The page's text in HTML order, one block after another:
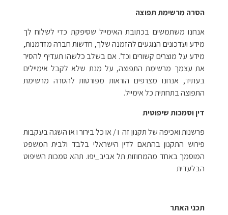
הסרה מרשימת תפוצה
אנחנו משתמשים בכתובת האימייל שסיפקת כדי לשלוח לך
מידע ועדכונים הנוגעים להזמנה שלך, חדשות חברה מזדמנות,
מידע על מוצרים קשורים וכד’. אם בשלב כלשהו תעדיף להסיר
את עצמך מרשימת התפוצה, על מנת שלא לקבל אימיילים
בעתיד, אנחנו מצרפים הוראות מפורטות להסרה מרשימת
התפוצה בתחתית כל אימייל.
דין וסמכות שיפוטית
פרשנות ואכיפה של תקנון זה ו / או כל בירור ו או השגה בעקבות
פירוש התקנון בהתאם לדין הישראלי בלבד ולבית המשפט
המוסמך באחד מהמחוזות תל אביב_יפו. תהא סמכות השיפוט
הבלעדית
תכני האתר